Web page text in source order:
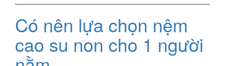
Có nên lựa chọn nệm
cao su non cho 1 người